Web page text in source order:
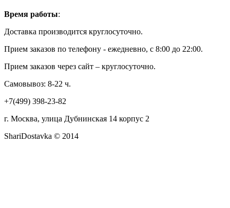
Время работы:
Доставка производится круглосуточно.
Прием заказов по телефону - ежедневно, с 8:00 до 22:00.
Прием заказов через сайт – круглосуточно.
Самовывоз: 8-22 ч.
+7(499) 398-23-82
г. Москва, улица Дубнинская 14 корпус 2
ShariDostavka © 2014